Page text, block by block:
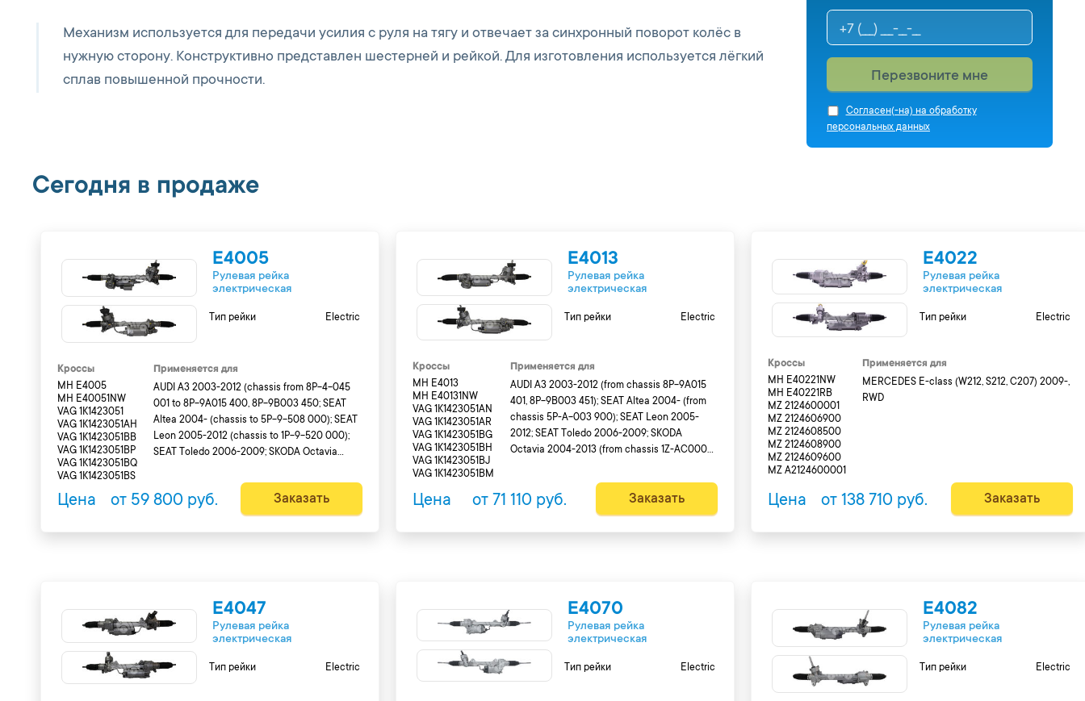
Механизм используется для передачи усилия с руля на тягу и отвечает за синхронный поворот колёс в
нужную сторону. Конструктивно представлен шестерней и рейкой. Для изготовления используется лёгкий
сплав повышенной прочности.
Перезвоните мне
Cогласен(-на) на обработку
персональных данных
Сегодня в продаже
E4005
Рулевая рейка
электрическая
Тип рейки Electric
Кроссы
MH E4005
MH E40051NW
VAG 1K1423051
VAG 1K1423051AH
VAG 1K1423051BB
VAG 1K1423051BP
VAG 1K1423051BQ
VAG 1K1423051BS
Применяется для
AUDI A3 2003-2012 (chassis from 8P-4-045
001 to 8P-9A015 400, 8P-9B003 450; SEAT
Altea 2004- (chassis to 5P-9-508 000); SEAT
Leon 2005-2012 (chassis to 1P-9-520 000);
SEAT Toledo 2006-2009; SKODA Octavia
1K-9P016 650, 1K-9W038 609, 1K-4B042 828,
1K-4P039 518, 1K-4U000 050, 1K4W 071 044);
VW Jetta 2005-2011 (chassis to 1K-8-299 000);
VW Passat B6 2005-2010 (chassis to 3C-9P0...
Цена от 59 800 руб. Заказать
E4013
Рулевая рейка
электрическая
Тип рейки Electric
Кроссы
MH E4013
MH E40131NW
VAG 1K1423051AN
VAG 1K1423051AR
VAG 1K1423051BG
VAG 1K1423051BH
VAG 1K1423051BJ
VAG 1K1423051BM
Применяется для
AUDI A3 2003-2012 (from chassis 8P-9A015
401, 8P-9B003 451); SEAT Altea 2004- (from
chassis 5P-A-003 900); SEAT Leon 2005-
2012; SEAT Toledo 2006-2009; SKODA
Octavia 2004-2013 (from chassis 1Z-AC000
869, 1Z-9A151 066 to 1Z-9A151 059, 1Z-9C010
104, 1Z-9D015 004, 1Z-9K153 480, 1Z-92066
810, 1Z-98019 774); SKODA Yeti 2009-2013;
SKODA Superb 2008-2013; VW Eos 2006-
Цена от 71 110 руб. Заказать
E4022
Рулевая рейка
электрическая
Тип рейки Electric
Кроссы
MH E40221NW
MH E40221RB
MZ 2124600001
MZ 2124606900
MZ 2124608500
MZ 2124608900
MZ 2124609600
MZ A2124600001
Применяется для
MERCEDES E-class (W212, S212, C207) 2009-,
RWD
Цена от 138 710 руб. Заказать
E4047
Рулевая рейка
электрическая
Тип рейки Electric
E4070
Рулевая рейка
электрическая
Тип рейки Electric
E4082
Рулевая рейка
электрическая
Тип рейки Electric